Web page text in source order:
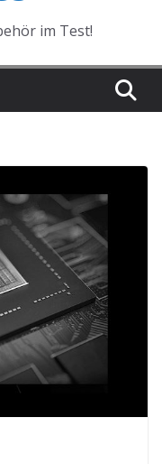
im Test!